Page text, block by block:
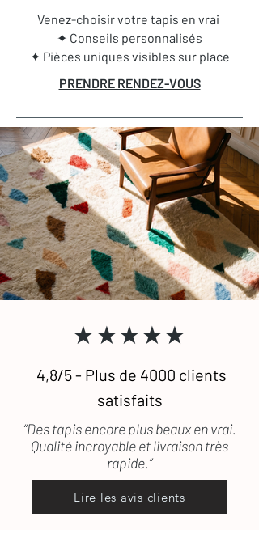
Venez-choisir votre tapis en vrai
✦ Conseils personnalisés
✦ Pièces uniques visibles sur place
PRENDRE RENDEZ-VOUS
★★★★★
4,8/5 - Plus de 4000 clients
satisfaits
“Des tapis encore plus beaux en vrai.
Qualité incroyable et livraison très
rapide.”
Lire les avis clients